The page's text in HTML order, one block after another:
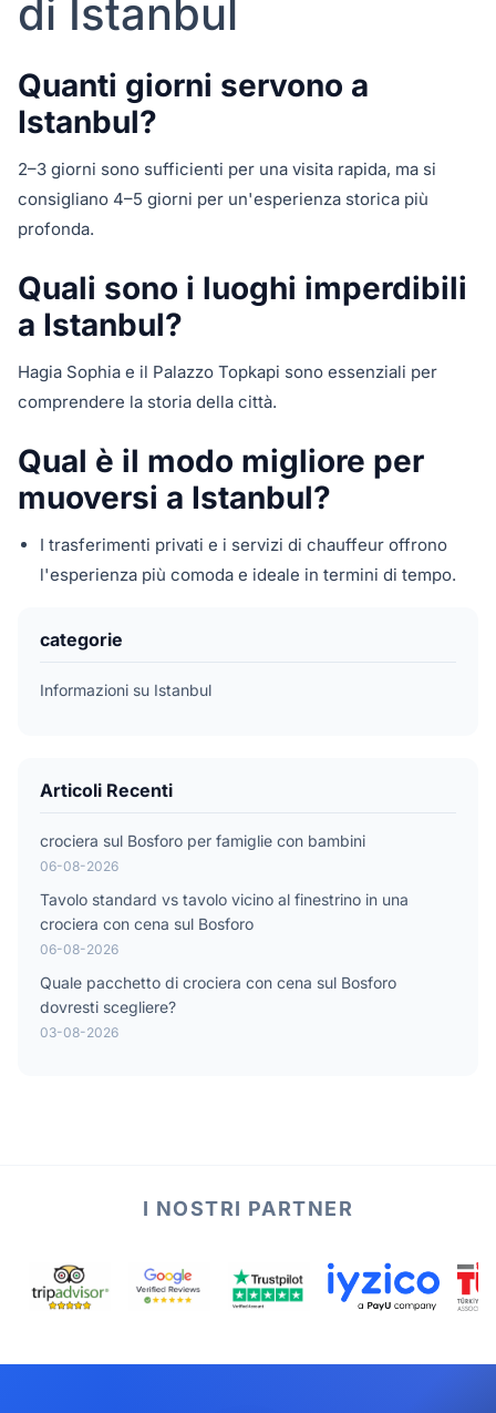
di Istanbul
Quanti giorni servono a
Istanbul?
2–3 giorni sono sufficienti per una visita rapida, ma si
consigliano 4–5 giorni per un'esperienza storica più
profonda.
Quali sono i luoghi imperdibili
a Istanbul?
Hagia Sophia e il Palazzo Topkapi sono essenziali per
comprendere la storia della città.
Qual è il modo migliore per
muoversi a Istanbul?
I trasferimenti privati e i servizi di chauffeur offrono
l'esperienza più comoda e ideale in termini di tempo.
categorie
Informazioni su Istanbul
Articoli Recenti
crociera sul Bosforo per famiglie con bambini
06-08-2026
Tavolo standard vs tavolo vicino al finestrino in una
crociera con cena sul Bosforo
06-08-2026
Quale pacchetto di crociera con cena sul Bosforo
dovresti scegliere?
03-08-2026
I NOSTRI PARTNER